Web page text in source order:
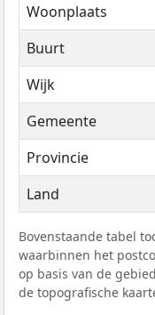
Woonplaats
Buurt
Wijk
Gemeente
Provincie
Land
Bovenstaande tabel
waarbinnen het
op basis van de
de topografische